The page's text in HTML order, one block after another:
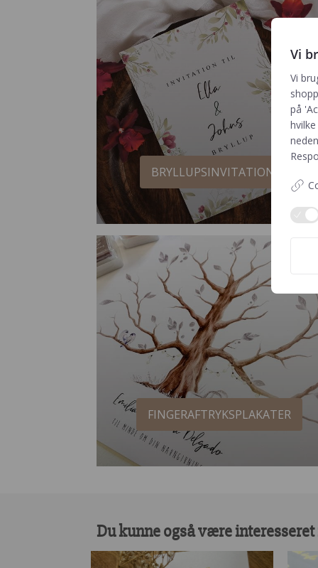
BRYLLUPSINVITATIONER
FINGERAFTRYKSPLAKATER
Du kunne også være
Vi
Vi
på